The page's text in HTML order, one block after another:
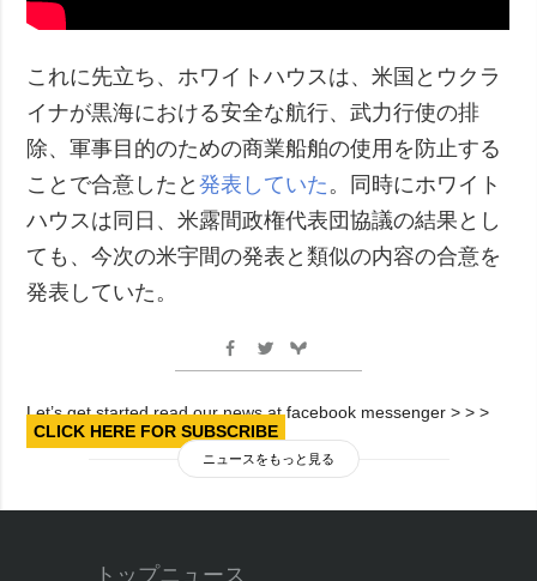
これに先立ち、ホワイトハウスは、米国とウクラ
イナが黒海における安全な航行、武力行使の排
除、軍事目的のための商業船舶の使用を防止する
ことで合意したと発表していた 。同時にホワイト
ハウスは同日、米露間政権代表団協議の結果とし
ても、今次の米宇間の発表と類似の内容の合意を
発表していた。
Let’s get started read our news at facebook messenger > > >
CLICK HERE FOR SUBSCRIBE
ニュースをもっと見る
トップニュース